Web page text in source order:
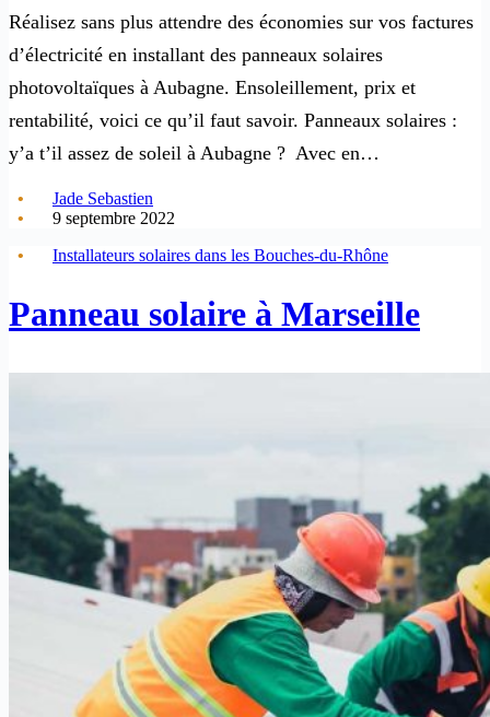
Réalisez sans plus attendre des économies sur vos factures
d’électricité en installant des panneaux solaires
photovoltaïques à Aubagne. Ensoleillement, prix et
rentabilité, voici ce qu’il faut savoir. Panneaux solaires :
y’a t’il assez de soleil à Aubagne ? Avec en…
Jade Sebastien
9 septembre 2022
Installateurs solaires dans les Bouches-du-Rhône
Panneau solaire à Marseille